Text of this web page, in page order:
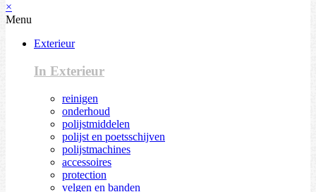
×
Menu
Exterieur
In Exterieur
reinigen
onderhoud
polijstmiddelen
polijst en poetsschijven
polijstmachines
accessoires
protection
velgen en banden